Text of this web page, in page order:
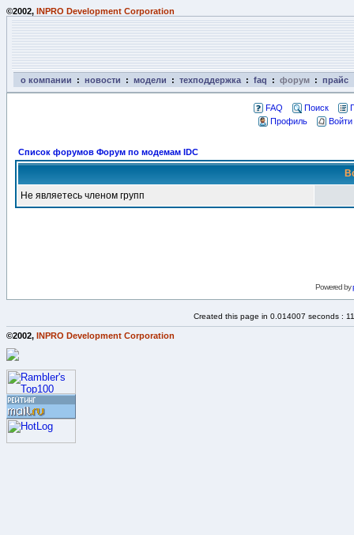
©2002, INPRO Development Corporation
о компании : новости : модели : техподдержка : faq : форум : прайс
FAQ Поиск
Профиль
Список форумов Форум по модемам IDC
Не являетесь членом групп
Powered by
Created this page in 0.014007 seconds :
©2002, INPRO Development Corporation